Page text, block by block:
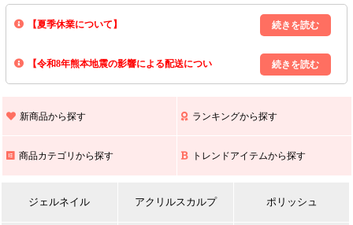
【夏季休業について】
8/13(木)～8/16(日)の間｢出荷業務・お問い合わせ業務｣はお休みいたしま
上記期間中のご注文・お問い合わせは8/17(月)以降の対応となりますので
【令和8年熊本地震の影響による配送につい
また､ 九州全域でお荷物のお届けに遅延が生じております｡
新商品から探す ランキングから探す
商品カテゴリから探す トレンドアイテムから探す
ジェルネイル アクリルスカルプ ポリッシュ